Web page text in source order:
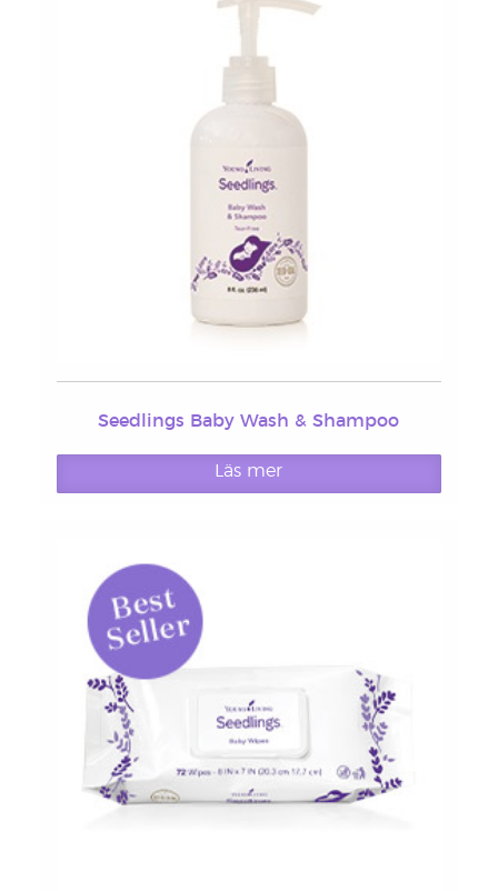
Seedlings Baby Wash & Shampoo
Läs mer